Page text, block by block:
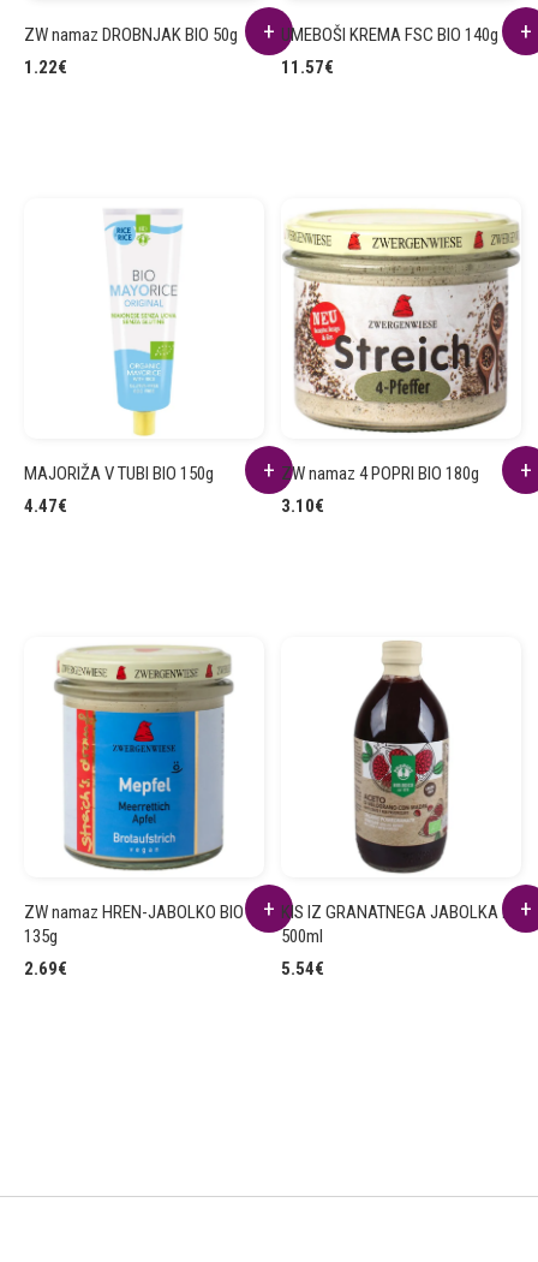
ZW namaz DROBNJAK BIO 50g
1.22€
UMEBOŠI KREMA FSC BIO 140g
11.57€
MAJORIŽA V TUBI BIO 150g
4.47€
ZW namaz 4 POPRI BIO 180g
3.10€
ZW namaz HREN-JABOLKO BIO
135g
2.69€
KIS IZ GRANATNEGA JABOLKA BIO
500ml
5.54€